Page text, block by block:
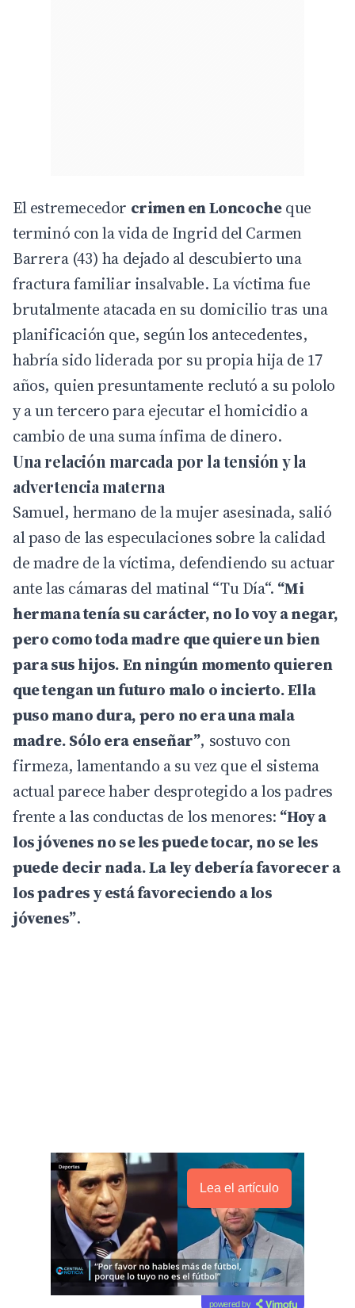
El estremecedor crimen en Loncocheque
terminó con la vida de Ingrid del Carmen
Barrera (43) ha dejado al descubierto una
fractura familiar insalvable. La víctima fue
brutalmente atacada en su domicilio tras una
planificación que, según los antecedentes,
habría sido liderada por su propia hija de 17
años, quien presuntamente reclutó a su pololo
y a un tercero para ejecutar el homicidio a
cambio de una suma ínfima de dinero.
Una relación marcada por la tensión y la
advertencia materna
Samuel, hermano de la mujer asesinada, salió
al paso de las especulaciones sobre la calidad
de madre de la víctima, defendiendo su actuar
ante las cámaras del matinal “Tu Día“. “Mi
hermana tenía su carácter, no lo voy a negar,
pero como toda madre que quiere un bien
para sus hijos. En ningún momento quieren
que tengan un futuro malo o incierto. Ella
puso mano dura, pero no era una mala
madre. Sólo era enseñar”, sostuvo con
firmeza, lamentando a su vez que el sistema
actual parece haber desprotegido a los padres
frente a las conductas de los menores: “Hoy a
los jóvenes no se les puede tocar, no se les
puede decir nada. La ley debería favorecer a
los padres y está favoreciendo a los
jóvenes”.
Lea el artículo
powered by